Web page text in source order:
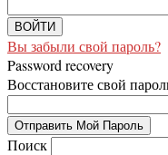
Вы забыли свой пароль?
Password recovery
Восстановите свой
Поиск